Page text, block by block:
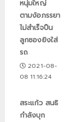
หนุ่มใหญ่
ตามง้อภรรยา
ไม่สำเร็จปืน
ลูกซองยิงใส่
รถ
2021-08-
08 11:16:24
สระแก้ว สนธิ
กำลังบุก